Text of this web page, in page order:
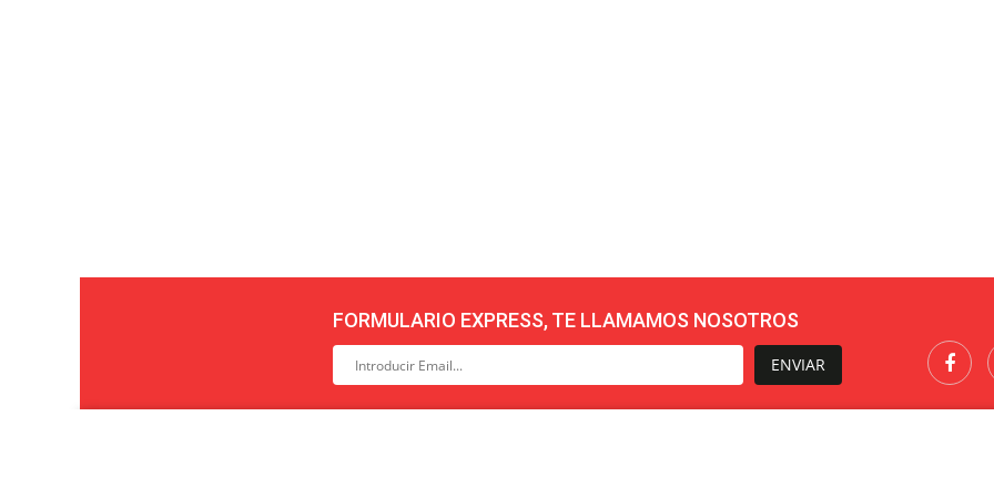
Añadir Presupuesto
FORMULARIO EXPRESS, TE LLAMAMOS NOSOTROS
ENVIAR